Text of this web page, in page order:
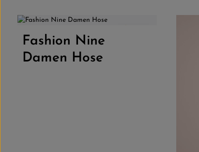
Produkt Anzahl: Gib den
Fashion Nine
Damen Hose